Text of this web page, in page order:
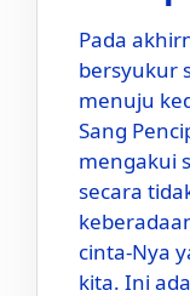
Pada
bersyukur
menuju
Sang
mengakui
secara
cinta-Nya
kita. Ini